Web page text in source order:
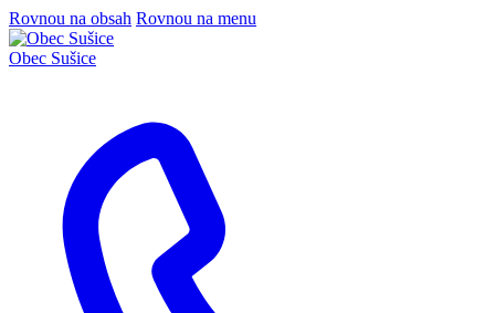
Rovnou na obsah Rovnou na menu
Obec Sušice